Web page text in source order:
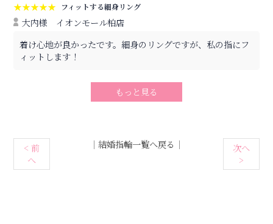
★★★★★ フィットする細身リング
大内様
イオンモール柏店
着け心地が良かったです。細身のリングですが、私の指にフ
ィットします！
もっと見る
< 前
へ
｜ 結婚指輪一覧へ戻る ｜
次へ
>